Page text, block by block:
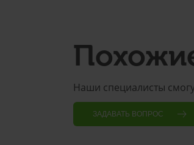
Наши специалисты
ЗАДАВАТЬ ВОПРОС